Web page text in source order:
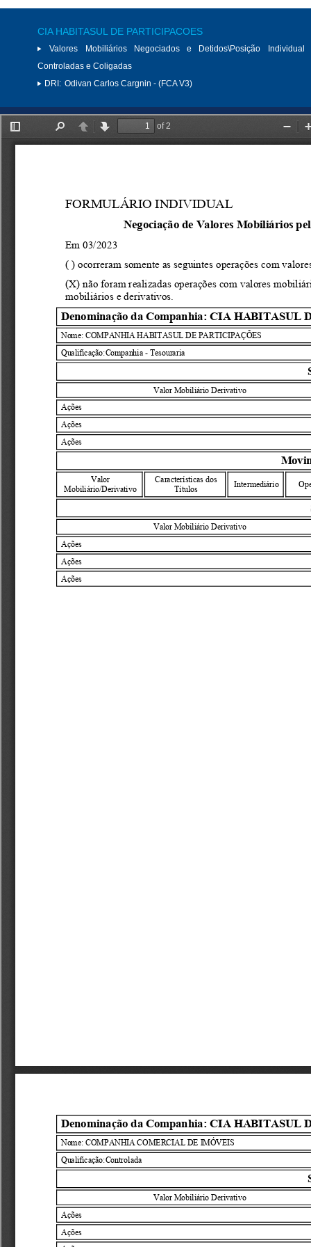
CIA HABITASUL DE PARTICIPACOES
Valores Mobiliários Negociados e Detidos\Posição
Controladas e Coligadas
DRI: Odivan Carlos Cargnin - (FCA V3)